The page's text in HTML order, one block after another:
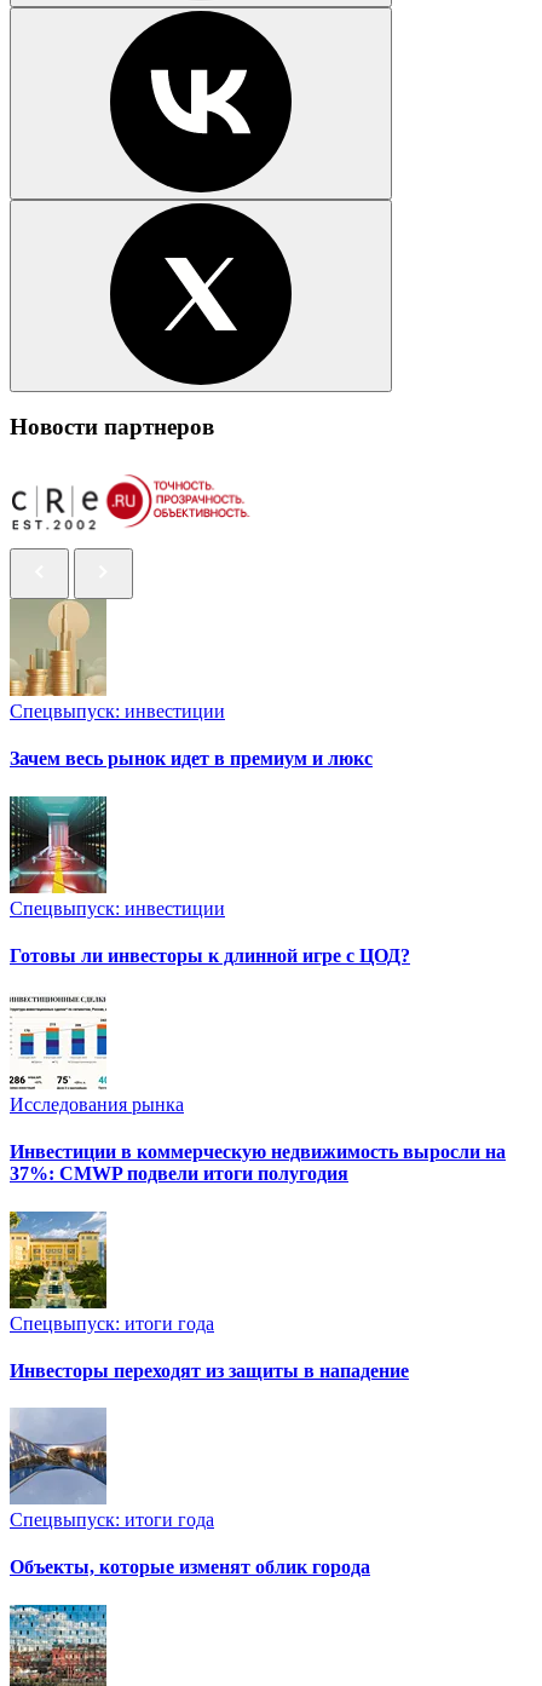
Новости партнеров
Спецвыпуск: инвестиции
Зачем весь рынок идет в премиум и люкс
Спецвыпуск: инвестиции
Готовы ли инвесторы к длинной игре с ЦОД?
Исследования рынка
Инвестиции в коммерческую недвижимость выросли на
37%: CMWP подвели итоги полугодия
Спецвыпуск: итоги года
Инвесторы переходят из защиты в нападение
Спецвыпуск: итоги года
Объекты, которые изменят облик города